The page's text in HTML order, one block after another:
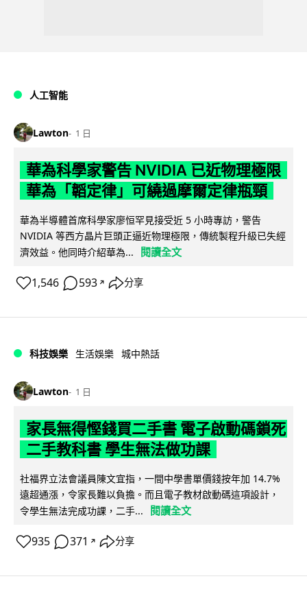
人工智能
Lawton 1 日
華為科學家警告 NVIDIA 已近物理極限
華為「韜定律」可繞過摩爾定律瓶頸
華為半導體首席科學家廖恒罕見接受近 5 小時專訪，警告
NVIDIA 等西方晶片巨頭正逼近物理極限，傳統製程升級已失經
濟效益。他同時介紹華為...
閱讀全文
1,546 593 ↗ 分享
科技娛樂 生活娛樂 城中熱話
Lawton 1 日
家長無得慳錢買二手書 電子啟動碼鎖死
二手教科書 學生無法做功課
社福界立法會議員陳文宜指，一間中學書單價錢按年加 14.7%
遠超通漲，令家長難以負擔。而且電子教材啟動碼這項設計，
令學生無法完成功課，二手...
閱讀全文
935 371 ↗ 分享